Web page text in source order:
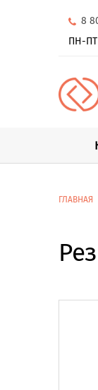
8
ПН-ПТ
ГЛАВНАЯ